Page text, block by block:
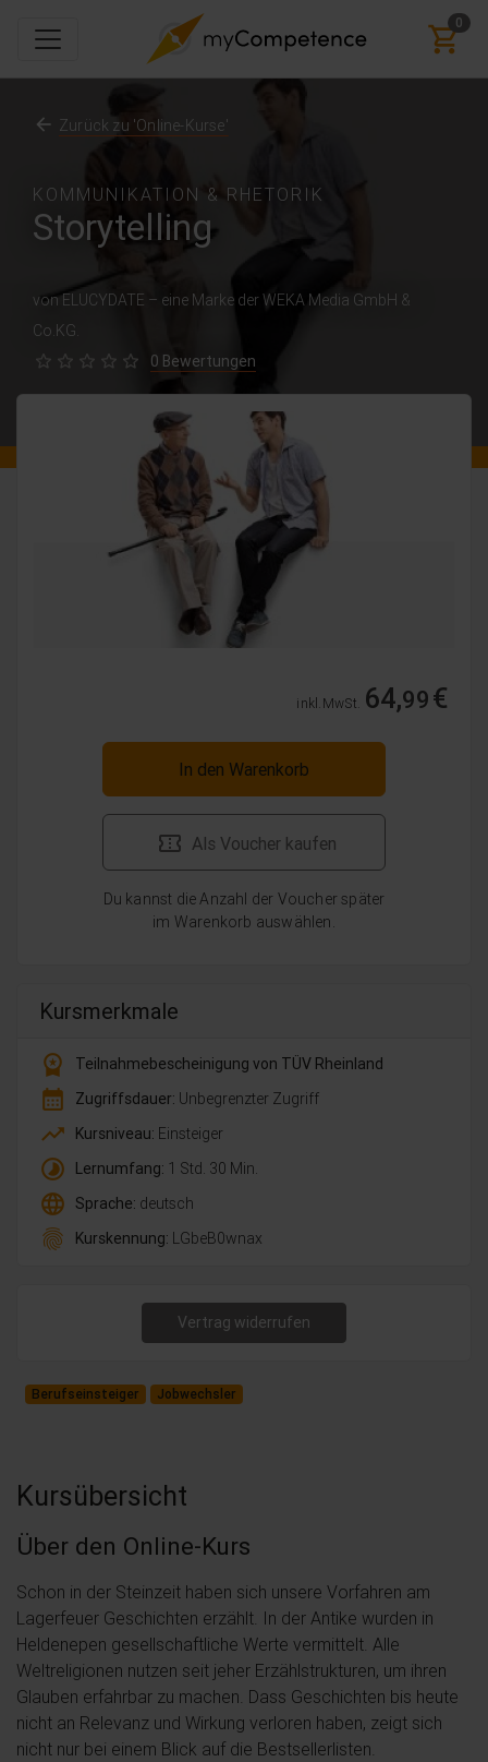
0
KOMMUNIKATION & RHETORIK
Storytelling
von ELUCYDATE – eine Marke der WEKA Media GmbH &
Co.KG.
0 Bewertungen
Zurück zu 'Online-Kurse'
inkl. MwSt. 64,99€
In den Warenkorb
Als Voucher kaufen
Du kannst die Anzahl der Voucher später
im Warenkorb auswählen.
Kursmerkmale
workspace_premium
Teilnahmebescheinigung von TÜV Rheinland
calendar_month Zugriffsdauer: Unbegrenzter Zugriff
trending_up Kursniveau: Einsteiger
timelapse Lernumfang: 1 Std. 30 Min.
language Sprache: deutsch
fingerprint Kurskennung: LGbeB0wnax
Vertrag widerrufen
Berufseinsteiger Jobwechsler
Kursübersicht
Über den Online-Kurs
Schon in der Steinzeit haben sich unsere Vorfahren am
Lagerfeuer Geschichten erzählt. In der Antike wurden in
Heldenepen gesellschaftliche Werte vermittelt. Alle
Weltreligionen nutzen seit jeher Erzählstrukturen, um ihren
Glauben erfahrbar zu machen. Dass Geschichten bis heute
nicht an Relevanz und Wirkung verloren haben, zeigt sich
nicht nur bei einem Blick auf die Bestsellerlisten.